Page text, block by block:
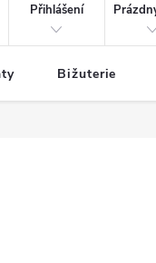
Přihlášení
Bižuterie